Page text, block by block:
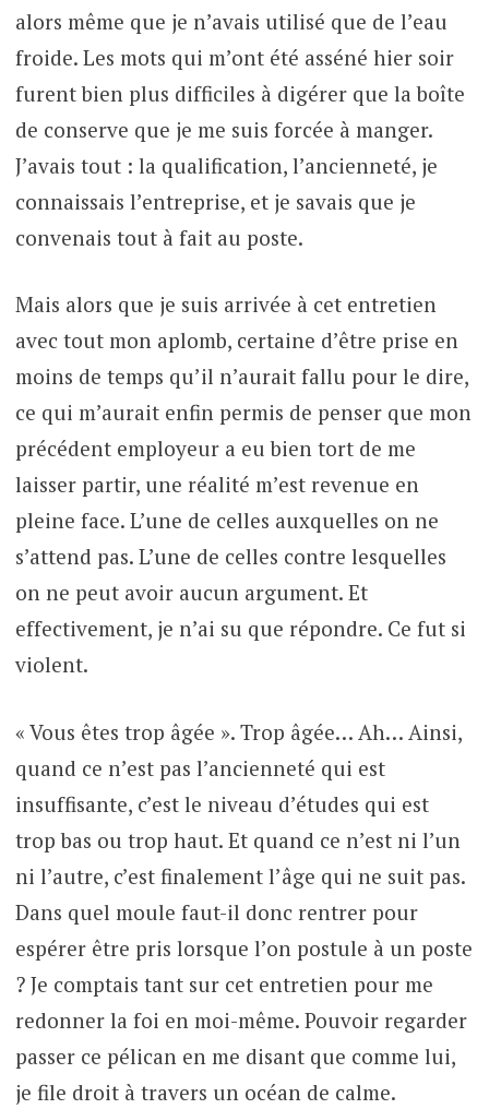
alors même que je n’avais utilisé que de l’eau
froide. Les mots qui m’ont été asséné hier soir
furent bien plus difficiles à digérer que la boîte
de conserve que je me suis forcée à manger.
J’avais tout : la qualification, l’ancienneté, je
connaissais l’entreprise, et je savais que je
convenais tout à fait au poste.
Mais alors que je suis arrivée à cet entretien
avec tout mon aplomb, certaine d’être prise en
moins de temps qu’il n’aurait fallu pour le dire,
ce qui m’aurait enfin permis de penser que mon
précédent employeur a eu bien tort de me
laisser partir, une réalité m’est revenue en
pleine face. L’une de celles auxquelles on ne
s’attend pas. L’une de celles contre lesquelles
on ne peut avoir aucun argument. Et
effectivement, je n’ai su que répondre. Ce fut si
violent.
« Vous êtes trop âgée ». Trop âgée… Ah… Ainsi,
quand ce n’est pas l’ancienneté qui est
insuffisante, c’est le niveau d’études qui est
trop bas ou trop haut. Et quand ce n’est ni l’un
ni l’autre, c’est finalement l’âge qui ne suit pas.
Dans quel moule faut-il donc rentrer pour
espérer être pris lorsque l’on postule à un poste
? Je comptais tant sur cet entretien pour me
redonner la foi en moi-même. Pouvoir regarder
passer ce pélican en me disant que comme lui,
je file droit à travers un océan de calme.